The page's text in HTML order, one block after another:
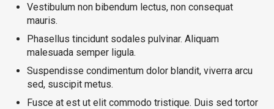
Vestibulum non bibendum lectus, non consequat
mauris.
Phasellus tincidunt sodales pulvinar. Aliquam
malesuada semper ligula.
Suspendisse condimentum dolor blandit, viverra arcu
sed, suscipit metus.
Fusce at est ut elit commodo tristique. Duis sed tortor